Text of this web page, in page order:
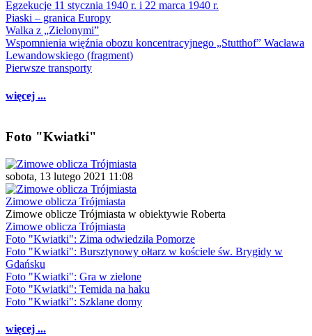
Egzekucje 11 stycznia 1940 r. i 22 marca 1940 r.
Piaski – granica Europy
Walka z „Zielonymi”
Wspomnienia więźnia obozu koncentracyjnego „Stutthof” Wacława
Lewandowskiego (fragment)
Pierwsze transporty
więcej ...
Foto "Kwiatki"
sobota, 13 lutego 2021 11:08
Zimowe oblicza Trójmiasta
Zimowe oblicze Trójmiasta w obiektywie Roberta
Zimowe oblicza Trójmiasta
Foto "Kwiatki": Zima odwiedziła Pomorze
Foto "Kwiatki": Bursztynowy ołtarz w kościele św. Brygidy w
Gdańsku
Foto "Kwiatki": Gra w zielone
Foto "Kwiatki": Temida na haku
Foto "Kwiatki": Szklane domy
więcej ...